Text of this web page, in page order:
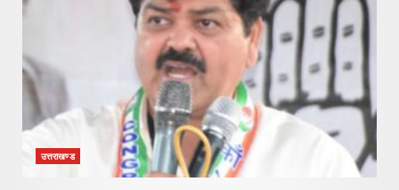
उत्तराखण्ड